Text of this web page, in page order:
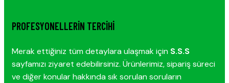
PROFESYONELLERIN TERCIHI
Merak ettiğiniz tüm detaylara ulaşmak için S.S.S
sayfamızı ziyaret edebilirsiniz. Ürünlerimiz, sipariş süreci
ve diğer konular hakkında sık sorulan soruların